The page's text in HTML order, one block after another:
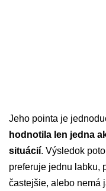
Jeho pointa je
hodnotila len jedna
situácií. Výsledok
preferuje jednu labku,
častejšie, alebo nemá